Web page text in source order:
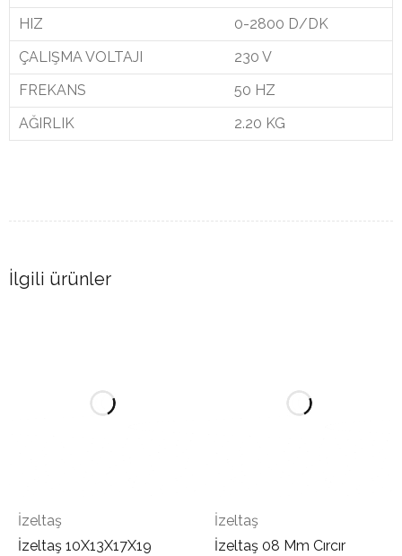
HIZ
0-2800 D/DK
ÇALIŞMA VOLTAJI
230 V
FREKANS
50 HZ
AĞIRLIK
2.20 KG
İlgili ürünler
İzeltaş
İzeltaş 10X13X17X19
İzeltaş
İzeltaş 08 Mm Cırcır